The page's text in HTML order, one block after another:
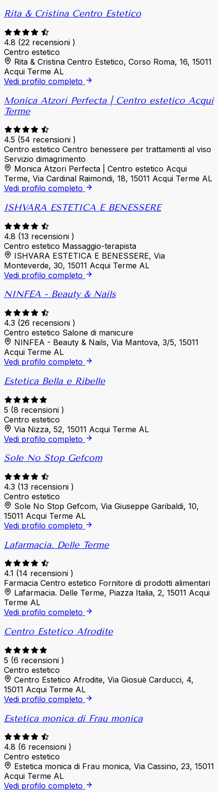
Rita & Cristina Centro Estetico
4.8 (22 recensioni )
Centro estetico
Rita & Cristina Centro Estetico, Corso Roma, 16, 15011
Acqui Terme AL
Vedi profilo completo
Monica Atzori Perfecta | Centro estetico Acqui
Terme
4.5 (54 recensioni )
Centro estetico Centro benessere per trattamenti al viso
Servizio dimagrimento
Monica Atzori Perfecta | Centro estetico Acqui
Terme, Via Cardinal Raimondi, 18, 15011 Acqui Terme AL
Vedi profilo completo
ISHVARA ESTETICA E BENESSERE
4.8 (13 recensioni )
Centro estetico Massaggio-terapista
ISHVARA ESTETICA E BENESSERE, Via
Monteverde, 30, 15011 Acqui Terme AL
Vedi profilo completo
NINFEA - Beauty & Nails
4.3 (26 recensioni )
Centro estetico Salone di manicure
NINFEA - Beauty & Nails, Via Mantova, 3/5, 15011
Acqui Terme AL
Vedi profilo completo
Estetica Bella e Ribelle
5 (8 recensioni )
Centro estetico
Via Nizza, 52, 15011 Acqui Terme AL
Vedi profilo completo
Sole No Stop Gefcom
4.3 (13 recensioni )
Centro estetico
Sole No Stop Gefcom, Via Giuseppe Garibaldi, 10,
15011 Acqui Terme AL
Vedi profilo completo
Lafarmacia. Delle Terme
4.1 (14 recensioni )
Farmacia Centro estetico Fornitore di prodotti alimentari
Lafarmacia. Delle Terme, Piazza Italia, 2, 15011 Acqui
Terme AL
Vedi profilo completo
Centro Estetico Afrodite
5 (6 recensioni )
Centro estetico
Centro Estetico Afrodite, Via Giosuè Carducci, 4,
15011 Acqui Terme AL
Vedi profilo completo
Estetica monica di Frau monica
4.8 (6 recensioni )
Centro estetico
Estetica monica di Frau monica, Via Cassino, 23, 15011
Acqui Terme AL
Vedi profilo completo